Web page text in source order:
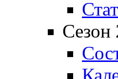
Сезон